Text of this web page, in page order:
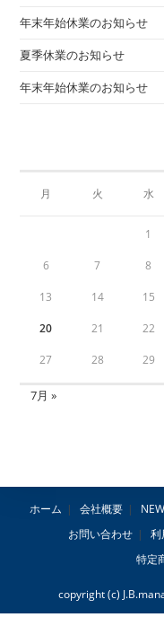
年末年始休業のお知らせ
夏季休業のお知らせ
年末年始休業のお知らせ
月 火 水
1
6 7 8
13 14 15
20 21 22
27 28 29
7月 »
ホーム 会社概要
お問い合わせ
利
特定
copyright (c)